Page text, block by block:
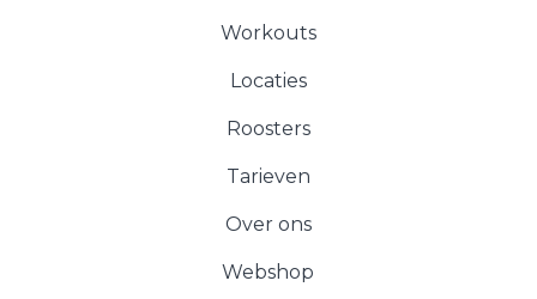
Workouts
Locaties
Roosters
Tarieven
Over ons
Webshop